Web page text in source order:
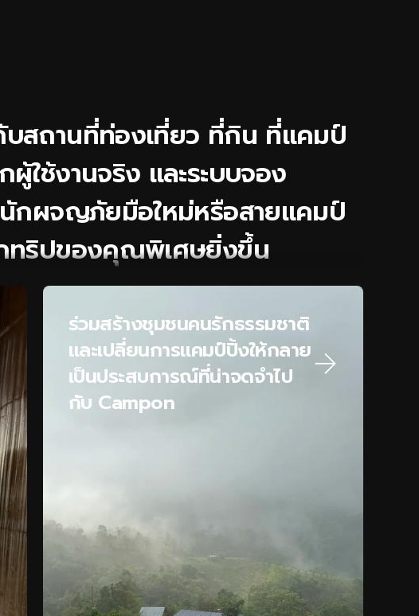
บสถานที่ท่องเที่ยว ที่กิน ที่แคมป์
ใช้งานจริง และระบบจอง
นักผจญภัยมือใหม่หรือสายแคมป์
ทริปของคุณพิเศษยิ่งขึ้น
ร่วมสร้างชุมชนคนรักธรรมชาติ
และเปลี่ยนการแคมป์ปิ้งให้กลาย
เป็นประสบการณ์ที่น่าจดจำไป
กับ Campon